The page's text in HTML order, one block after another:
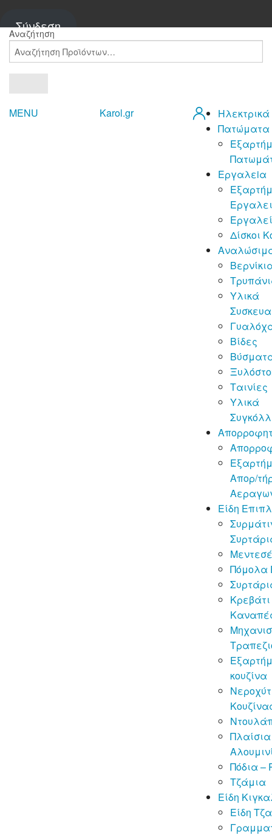
Σύνδεση
Αναζήτηση
MENU Karol.gr
Ηλεκτρικά
Πατώματα
Εργαλεiα
Δίσκοι
Υλικά
Βίδες
Ταινίες
Υλικά
Απορ/
Είδη
Πόμολα
κουζίνα
Πλαίσια
Πόδια –
Τζάμια
Είδη
Είδη